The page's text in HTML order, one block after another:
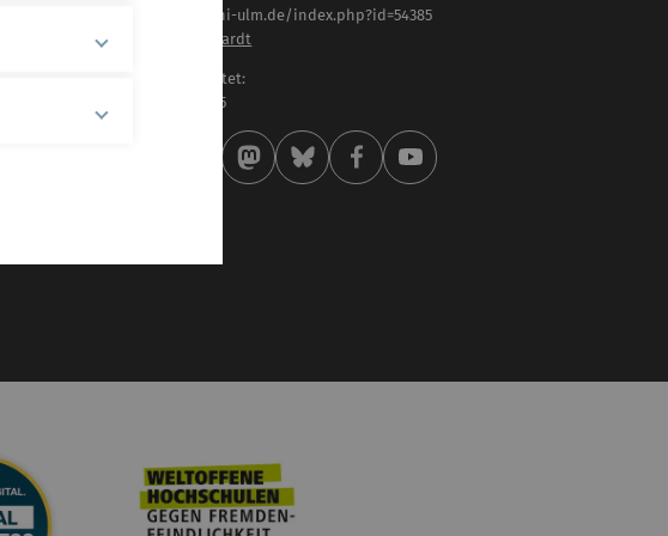
https://www.uni-ulm.de/index.php?id=54385
Christine Liebhardt
Zuletzt bearbeitet:
27 . Februar 2025